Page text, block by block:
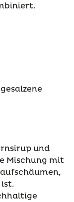
und
Mischung mit